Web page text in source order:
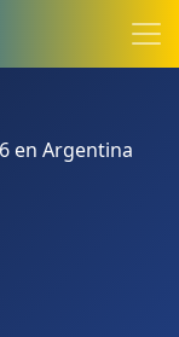
en Argentina